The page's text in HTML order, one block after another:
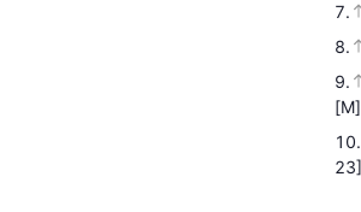
7.
8.
9.
10.